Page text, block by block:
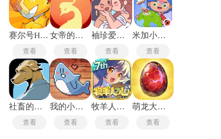
投入与策略规划，玩家需平衡属性提升与事件应对，以实现个
性化发展路径。
赛尔号H5互通版
查看
女帝的日常最新版
查看
袖珍爱情最新版
查看
米加小镇柠檬自建房
查看
社畜的福报
查看
我的小鲨鱼手机版
查看
牧羊人之心
查看
萌龙大乱斗国际服
查看